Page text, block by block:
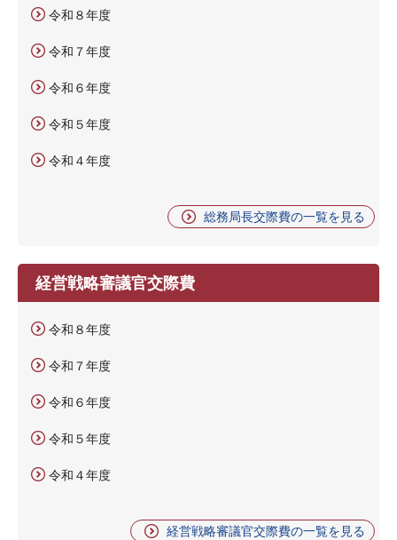
令和８年度
令和７年度
令和６年度
令和５年度
令和４年度
総務局長交際費の一覧を見る
経営戦略審議官交際費
令和８年度
令和７年度
令和６年度
令和５年度
令和４年度
経営戦略審議官交際費の一覧を見る